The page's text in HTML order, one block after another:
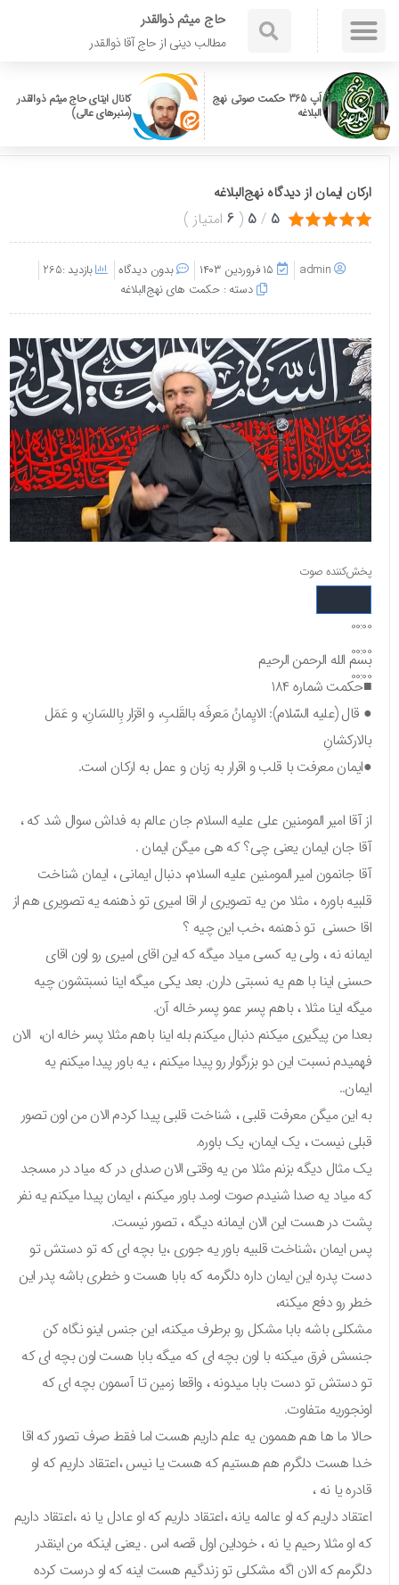
حاج میثم ذوالقدر
مطالب دینی از حاج آقا ذوالقدر
اَپ 365 حکمت صوتی نهج
البلاغه
کانال ایتای حاج میثم ذوالقدر
(منبرهای عالی)
ارکان ایمان از دیدگاه نهج‌البلاغه
5
/
5
(
6 امتیاز)
admin ۱۵ فروردین ۱۴۰۳ بدون دیدگاه
بازدید :265
دسته :حکمت های نهج‌البلاغه
پخش‌کننده صوت
00:00
00:00
00:00
بسم الله الرحمن الرحیم
■حکمت شماره ۱۸۴
● قال (علیه السّلام): الایِمانُ مَعرفَه بالقَلبِ، و اقرَار بِاللسَانِ، و عَمَل
بالارکشانِ
●ایمان معرفت با قلب و اقرار به زبان و عمل به ارکان است.
از آقا امیر المومنین علی علیه السلام جان عالم به فداش سوال شد که ،
آقا جان ایمان یعنی چی؟ که هی میگن ایمان .
آقا جانمون امیر المومنین علیه السلام، دنبال ایمانی ، ایمان شناخت
قلبیه باوره ، مثلا من یه تصویری ار اقا امیری تو ذهنمه یه تصویری هم از
اقا حسنی تو ذهنمه ،خب این چیه ؟
ایمانه نه ، ولی یه کسی میاد میگه که این اقای امیری رو اون اقای
حسنی اینا با هم یه نسبتی دارن. بعد یکی میگه اینا نسبتشون چیه
میگه اینا مثلا ، باهم پسر عمو پسر خاله آن.
بعدا من پیگیری میکنم دنبال میکنم بله اینا باهم مثلا پسر خاله ان، الان
فهمیدم نسبت این دو بزرگوار رو پیدا میکنم ، یه باور پیدا میکنم یه
ایمان..
به این میگن معرفت قلبی ، شناخت قلبی پیدا کردم الان من اون تصور
قبلی نیست ، یک ایمان، یک باوره.
یک مثال دیگه بزنم مثلا من یه وقتی الان صدای در که میاد در مسجد
که میاد یه صدا شنیدم صوت اومد باور میکنم ، ایمان پیدا میکنم یه نفر
پشت در هست این الان ایمانه دیگه ، تصور نیست.
پس ایمان ،شناخت قلبیه باور یه جوری ،یا بچه ای که تو دستش تو
دست پدره این ایمان داره دلگرمه که بابا هست و خطری باشه پدر این
خطر رو دفع میکنه،
مشکلی باشه بابا مشکل رو برطرف میکنه، این جنس اینو نگاه کن
جنسش فرق میکنه با اون بچه ای که میگه بابا هست اون بچه ای که
تو دستش تو دست بابا میدونه ، واقعا زمین تا آسمون بچه ای که
اونجوریه متفاوت.
حالا ما ها هم هممون یه علم داریم هست اما فقط صرف تصور که اقا
خدا هست دلگرم هم هستیم که هست یا نیس ،اعتقاد داریم که او
قادره یا نه ،
اعتقاد داریم که او عالمه یانه ،اعتقاد داریم که او عادل یا نه ،اعتقاد داریم
که او مثلا رحیم یا نه ، خوداین اول قصه اس . یعنی اینکه من اینقدر
دلگرمم که الان اگه مشکلی تو زندگیم هست اینه که او درست کرده